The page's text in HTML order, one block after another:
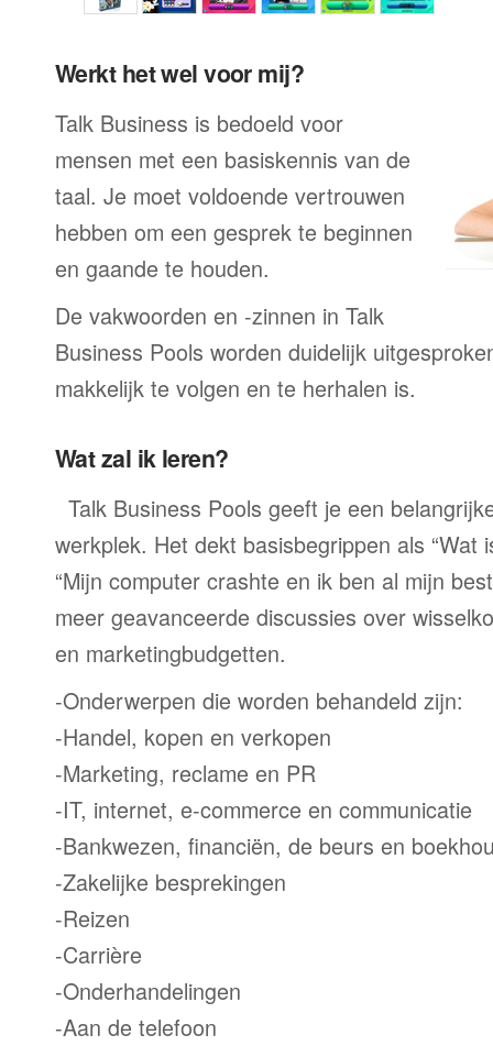
Werkt het wel voor mij?
Talk Business is bedoeld voor
mensen met een basiskennis van de
taal. Je moet voldoende vertrouwen
hebben om een gesprek te beginnen
en gaande te houden.
De vakwoorden en -zinnen in Talk
Business Pools worden duidelijk
makkelijk te volgen en te herhalen is.
Wat zal ik leren?
Talk Business Pools geeft je een
werkplek. Het dekt basisbegrippen als “Wat
“Mijn computer crashte en ik ben al mijn
meer geavanceerde discussies over
en marketingbudgetten.
-Onderwerpen die worden behandeld zijn:
-Handel, kopen en verkopen
-Marketing, reclame en PR
-IT, internet, e-commerce en communicatie
-Bankwezen, financiën, de beurs en
-Zakelijke besprekingen
-Reizen
-Carrière
-Onderhandelingen
-Aan de telefoon